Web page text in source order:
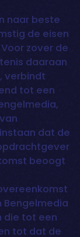
naar beste
de eisen
zover de
daaraan
verbindt
tot een
dat de
beoogt
Bengelmedia
die tot een
tot dat de